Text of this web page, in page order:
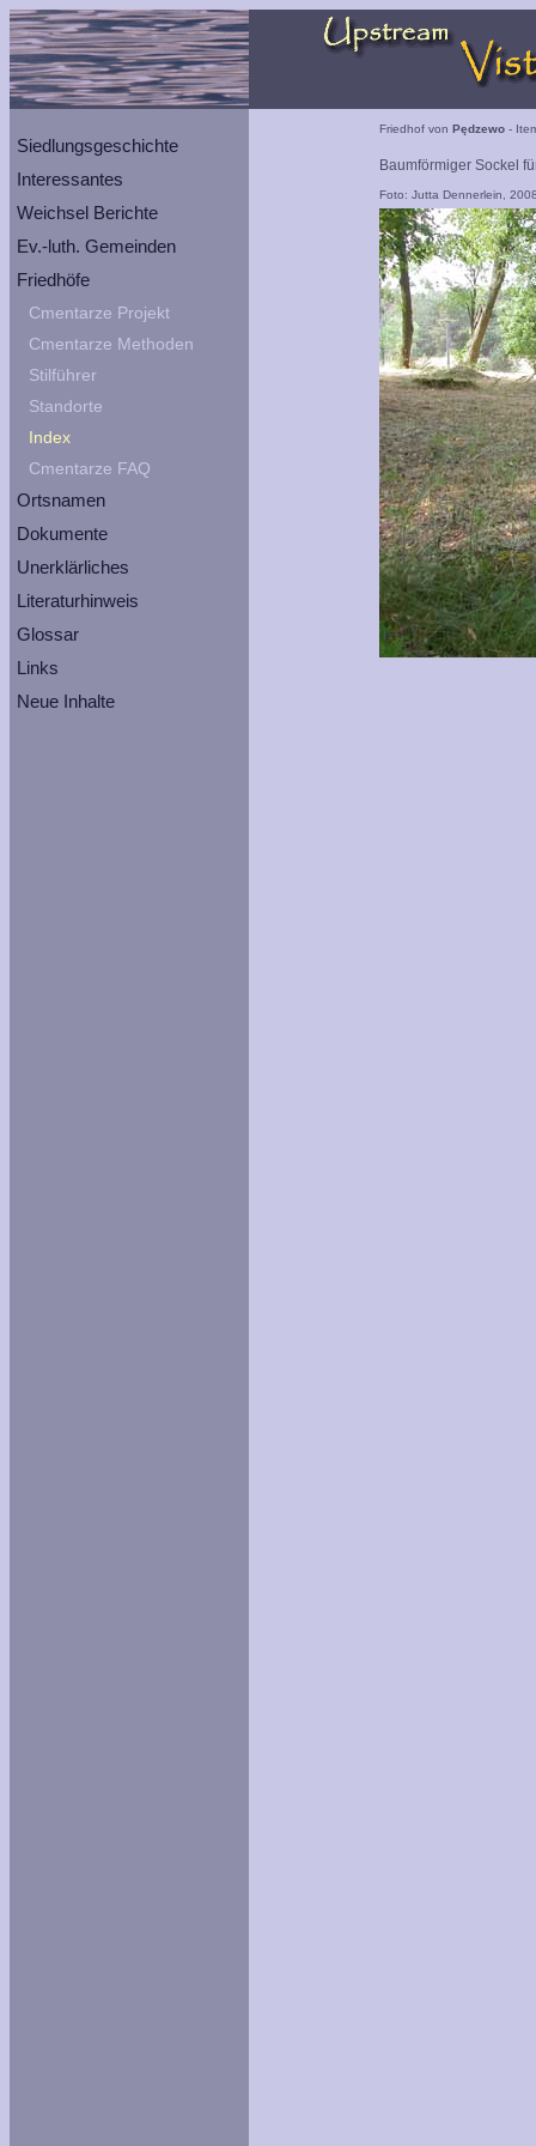
Siedlungsgeschichte
Interessantes
Weichsel Berichte
Ev.-luth. Gemeinden
Friedhöfe
Cmentarze Projekt
Cmentarze Methoden
Stilführer
Standorte
Index
Cmentarze FAQ
Ortsnamen
Dokumente
Unerklärliches
Literaturhinweis
Glossar
Links
Neue Inhalte
Friedhof von Pędzewo -
Baumförmiger Sockel
Foto: Jutta Dennerlein,